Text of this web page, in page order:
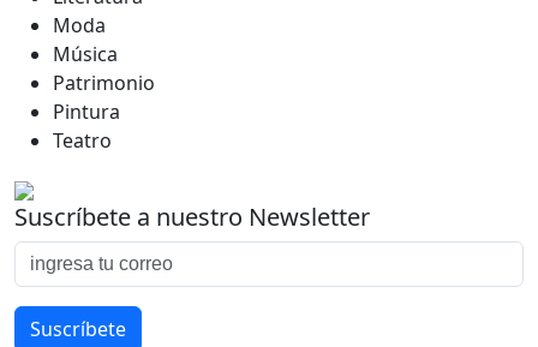
Moda
Música
Patrimonio
Pintura
Teatro
Suscríbete a nuestro Newsletter